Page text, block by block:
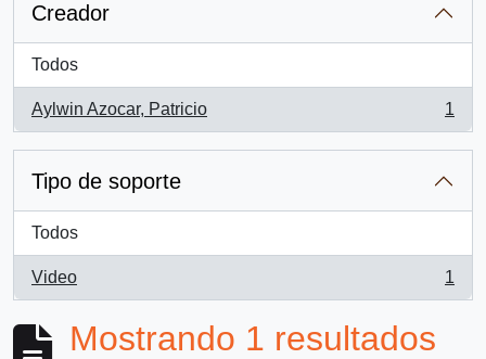
Creador
Todos
Aylwin Azocar, Patricio
, 1 resultados
1
Tipo de soporte
Todos
Video
, 1 resultados
1
Mostrando 1 resultados